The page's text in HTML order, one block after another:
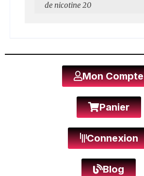
de nicotine 20
Mon Compte
Panier
Connexion
Blog